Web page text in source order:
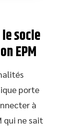
socle
EPM
porte
à
qui ne sait